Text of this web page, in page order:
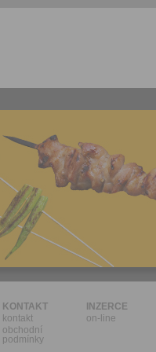
KONTAKT
kontakt
obchodní
podmínky
INZERCE
on-line
sdělení
v Praze.
let, nebo
tento
starší 16
s